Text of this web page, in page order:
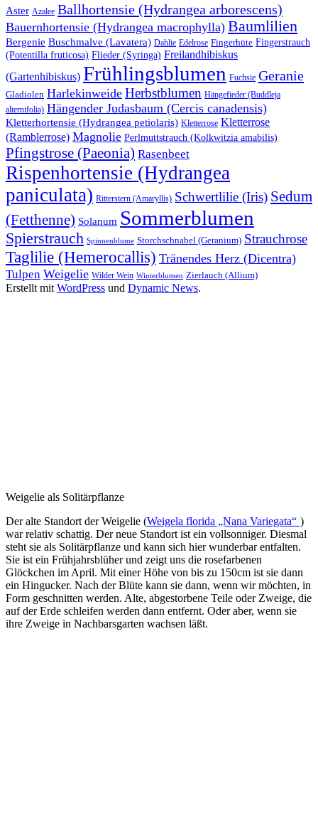
Aster Azalee Ballhortensie (Hydrangea arborescens)
Bauernhortensie (Hydrangea macrophylla) Baumlilien
Bergenie Buschmalve (Lavatera) Dahlie Edelrose Fingerhüte Fingerstrauch
(Potentilla fruticosa) Flieder (Syringa) Freilandhibiskus
(Gartenhibiskus) Frühlingsblumen Fuchsie Geranie
Gladiolen Harlekinweide Herbstblumen Hängefieder (Buddleja
alternifolia) Hängender Judasbaum (Cercis canadensis)
Kletterhortensie (Hydrangea petiolaris) Kletterrose Kletterrose
(Ramblerrose) Magnolie Perlmuttstrauch (Kolkwitzia amabilis)
Pfingstrose (Paeonia) Rasenbeet
Rispenhortensie (Hydrangea
paniculata) Ritterstern (Amaryllis) Schwertlilie (Iris) Sedum
(Fetthenne) Solanum Sommerblumen
Spierstrauch Spinnenblume Storchschnabel (Geranium) Strauchrose
Taglilie (Hemerocallis) Tränendes Herz (Dicentra)
Tulpen Weigelie Wilder Wein Winterblumen Zierlauch (Allium)
Erstellt mit WordPress und Dynamic News.
Weigelie als Solitärpflanze
Der alte Standort der Weigelie (Weigela florida „Nana Variegata“ )
war relativ schattig. Der neue Standort ist ein vollsonniger. Diesmal
steht sie als Solitärpflanze und kann sich hier wunderbar entfalten.
Sie ist ein Frühjahrsblüher und zeigt uns die rosefarbenen
Glöckchen im April. Mit einer Höhe von bis zu 150cm ist sie dann
ein Hingucker. Nach der Blüte kann sie dann, wenn wir möchten, in
Form geschnitten werden. Alte, abgestorbene Teile oder Zweige, die
auf der Erde schleifen werden dann entfernt. Oder aber, wenn sie
ihre Zweige in Nachbarsgarten wachsen läßt.